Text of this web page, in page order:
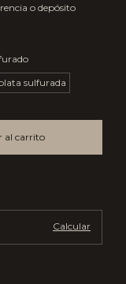
o depósito
sulfurada
Calcular